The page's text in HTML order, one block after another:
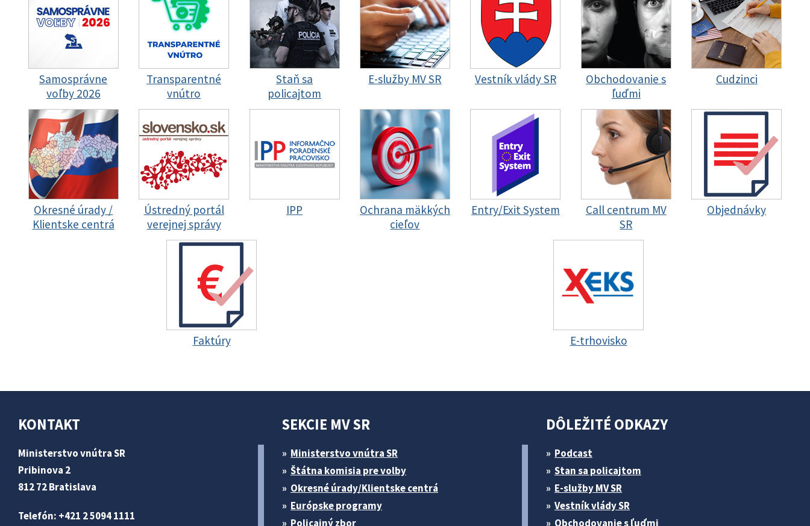
Samosprávne
voľby 2026
Transparentné
vnútro
Staň sa
policajtom
E-služby MV SR Vestník vlády SR
Obchodovanie s
ľuďmi
Cudzinci
Okresné úrady /
Klientske centrá
Ústredný portál
verejnej správy
IPP
Ochrana mäkkých
cieľov
Entry/Exit System
Call centrum MV
SR
Objednávky
Faktúry E-trhovisko
KONTAKT
Ministerstvo vnútra SR
Pribinova 2
812 72 Bratislava
Telefón: +421 2 5094 1111
SEKCIE MV SR
Ministerstvo vnútra SR
Štátna komisia pre volby
Okresné úrady/Klientske centrá
Európske programy
Policajný zbor
DÔLEŽITÉ ODKAZY
Podcast
Stan sa policajtom
E-služby MV SR
Vestník vlády SR
Obchodovanie s ľuďmi